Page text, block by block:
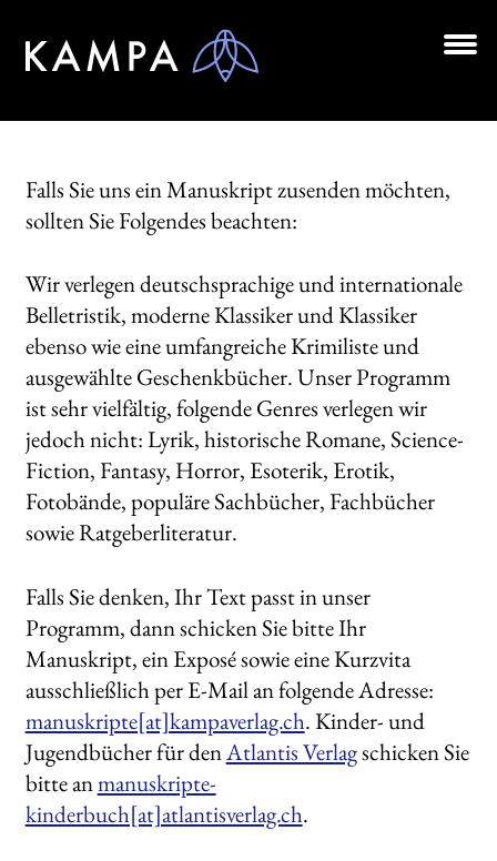
Zur
Navigation
Zum
Inhalt
LESUNGEN
Über uns
Manuskripte
Kontakt
Klimaneutral
Stellenangebote
AKTUELLES
HANDEL
LIZENZEN | FOREIGN RIGHTS
NEWSLETTER
WEITERE VERLAGE
Falls Sie uns ein Manuskript zusenden möchten,
sollten Sie Folgendes beachten:
Wir verlegen deutschsprachige und internationale
Belletristik, moderne Klassiker und Klassiker
ebenso wie eine umfangreiche Krimiliste und
ausgewählte Geschenkbücher. Unser Programm
ist sehr vielfältig, folgende Genres verlegen wir
jedoch nicht: Lyrik, historische Romane, Science-
Fiction, Fantasy, Horror, Esoterik, Erotik,
Fotobände, populäre Sachbücher, Fachbücher
sowie Ratgeberliteratur.
Falls Sie denken, Ihr Text passt in unser
Programm, dann schicken Sie bitte Ihr
Manuskript, ein Exposé sowie eine Kurzvita
ausschließlich per E-Mail an folgende Adresse:
manuskripte[at]kampaverlag.ch. Kinder- und
Jugendbücher für denAtlantis Verlagschicken Sie
bitte anmanuskripte-
kinderbuch[at]atlantisverlag.ch.